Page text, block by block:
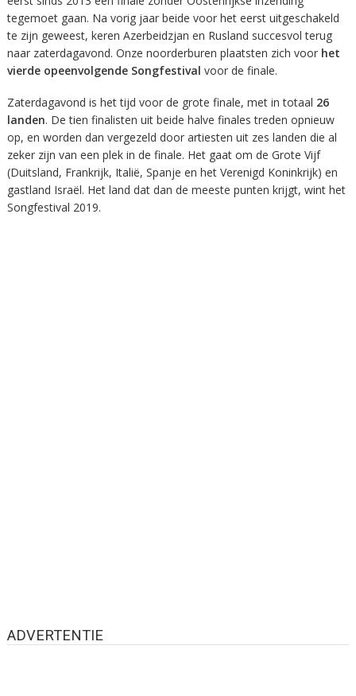
tegemoet gaan. Na vorig jaar beide voor het eerst uitgeschakeld
te zijn geweest, keren Azerbeidzjan en Rusland succesvol terug
naar zaterdagavond. Onze noorderburen plaatsten zich voor het
vierde opeenvolgende Songfestival voor de finale.
Zaterdagavond is het tijd voor de grote finale, met in totaal 26
landen. De tien finalisten uit beide halve finales treden opnieuw
op, en worden dan vergezeld door artiesten uit zes landen die al
zeker zijn van een plek in de finale. Het gaat om de Grote Vijf
(Duitsland, Frankrijk, Italië, Spanje en het Verenigd Koninkrijk) en
gastland Israël. Het land dat dan de meeste punten krijgt, wint het
Songfestival 2019.
ADVERTENTIE